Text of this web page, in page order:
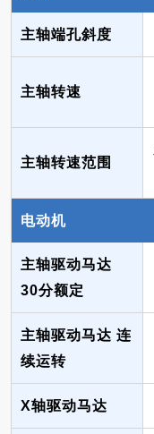
主轴端孔斜度
主轴转速
主轴转速范围
电动机
主轴驱动马达
30分额定
主轴驱动马达 连
续运转
X轴驱动马达